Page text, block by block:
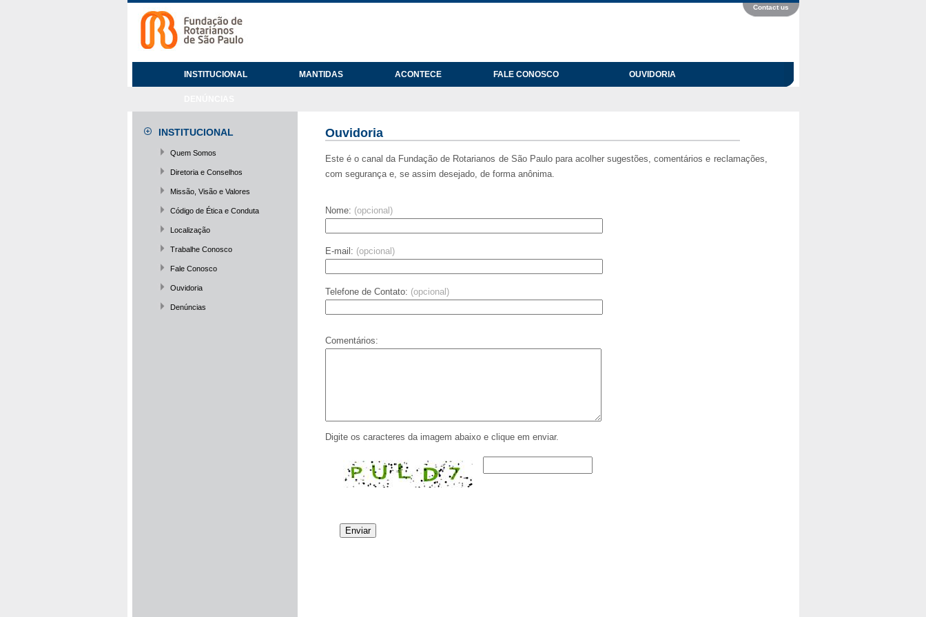
Contact us
INSTITUCIONAL MANTIDAS ACONTECE FALE CONOSCO OUVIDORIA
INSTITUCIONAL
Quem Somos
Diretoria e Conselhos
Missão, Visão e Valores
Código de Ética e Conduta
Localização
Trabalhe Conosco
Fale Conosco
Ouvidoria
Denúncias
Ouvidoria
Este é o canal da Fundação de Rotarianos de São Paulo para acolher sugestões, comentários e reclamações,
com segurança e, se assim desejado, de forma anônima.
Nome: (opcional)
E-mail: (opcional)
Telefone de Contato: (opcional)
Comentários:
Digite os caracteres da imagem abaixo e clique em enviar.